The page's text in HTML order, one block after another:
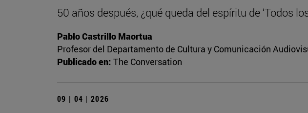
50 años después, ¿qué queda del espíritu de ‘Todos
Pablo Castrillo Maortua
Profesor del Departamento de Cultura y Comunicación
Publicado en: The Conversation
09 | 04 | 2026